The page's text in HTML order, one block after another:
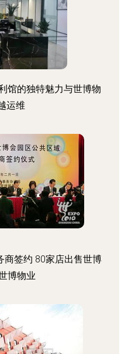
馆的独特魅力与世博物
运维
商签约 80家店出售世博
博物业